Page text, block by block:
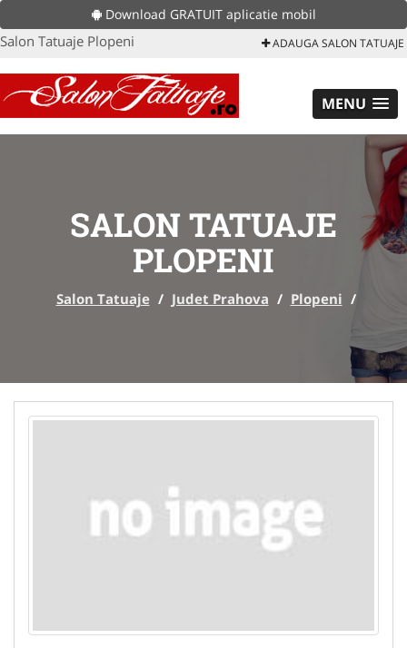
Download GRATUIT aplicatie mobil
Salon Tatuaje Plopeni ADAUGA SALON TATUAJE
MENU
SALON TATUAJE
PLOPENI
Salon Tatuaje / Judet Prahova / Plopeni /